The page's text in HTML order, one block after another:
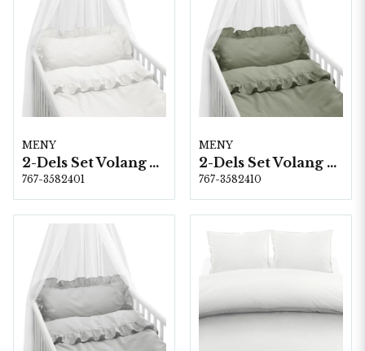
MENY
2-Dels Set Volang Vit Spjälsäng
767-3582401
MENY
2-Dels Set Volang Grön Spjälsäng
767-3582410